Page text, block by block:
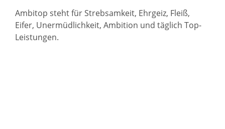
Ambitop steht für Strebsamkeit, Ehrgeiz, Fleiß,
Eifer, Unermüdlichkeit, Ambition und täglich Top-
Leistungen.